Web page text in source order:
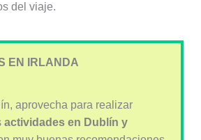
del viaje.
EN IRLANDA
aprovecha para realizar
actividades en Dublín y